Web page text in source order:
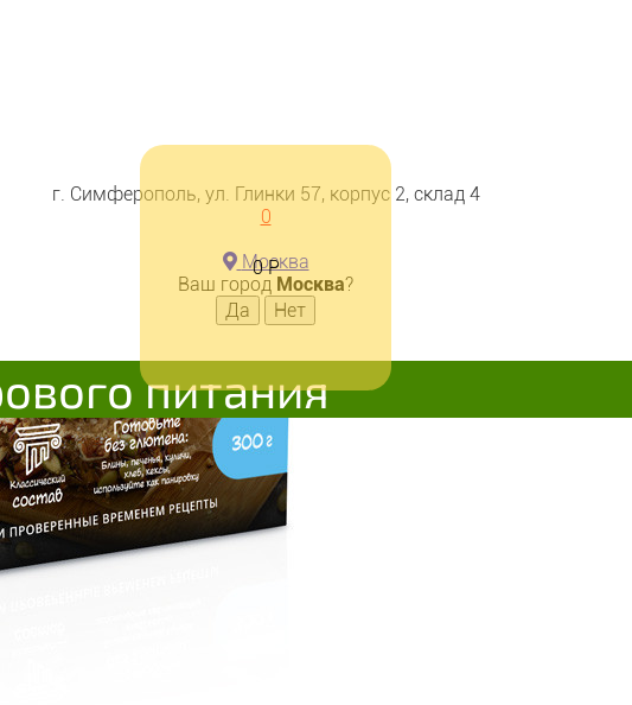
г. Симферополь, ул. Глинки 57, корпус 2, склад 4
0
0Р
Москва
Ваш город Москва?
питания